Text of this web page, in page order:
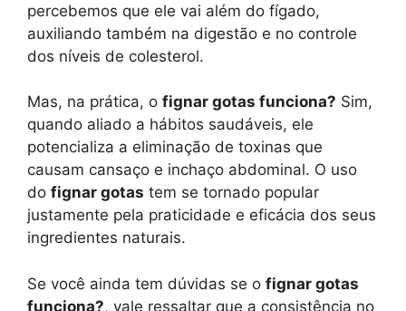
percebemos que ele vai além do fígado,
auxiliando também na digestão e no controle
dos níveis de colesterol.
Mas, na prática, o fignar gotas funciona? Sim,
quando aliado a hábitos saudáveis, ele
potencializa a eliminação de toxinas que
causam cansaço e inchaço abdominal. O uso
do fignar gotas tem se tornado popular
justamente pela praticidade e eficácia dos seus
ingredientes naturais.
Se você ainda tem dúvidas se o fignar gotas
funciona?, vale ressaltar que a consistência no